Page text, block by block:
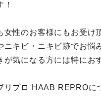
女性のお客様にもお受け
ニキビ・ニキビ跡でお悩
が気になる方には特にお
リプロ HAAB REPROに